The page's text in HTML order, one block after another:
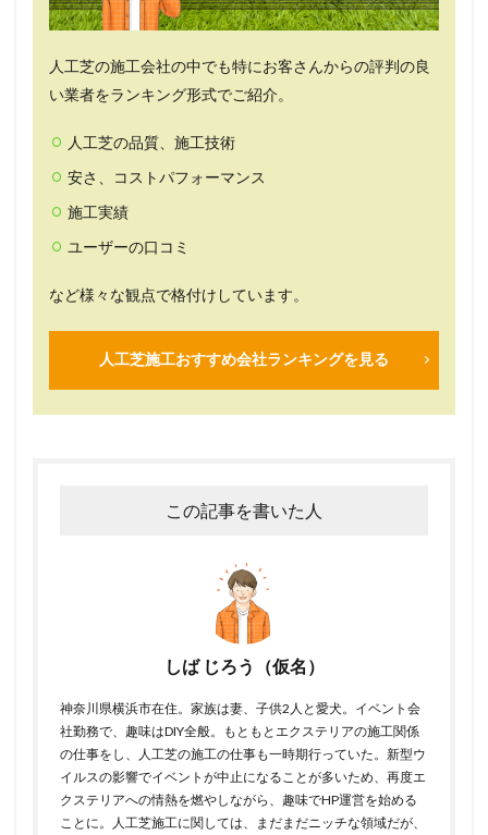
人工芝の施工会社の中でも特にお客さんからの評判の良
い業者をランキング形式でご紹介。
人工芝の品質、施工技術
安さ、コストパフォーマンス
施工実績
ユーザーの口コミ
など様々な観点で格付けしています。
人工芝施工おすすめ会社ランキングを見る
この記事を書いた人
しば じろう（仮名）
神奈川県横浜市在住。家族は妻、子供2人と愛犬。イベント会
社勤務で、趣味はDIY全般。もともとエクステリアの施工関係
の仕事をし、人工芝の施工の仕事も一時期行っていた。新型ウ
イルスの影響でイベントが中止になることが多いため、再度エ
クステリアへの情熱を燃やしながら、趣味でHP運営を始める
ことに。人工芝施工に関しては、まだまだニッチな領域だが、